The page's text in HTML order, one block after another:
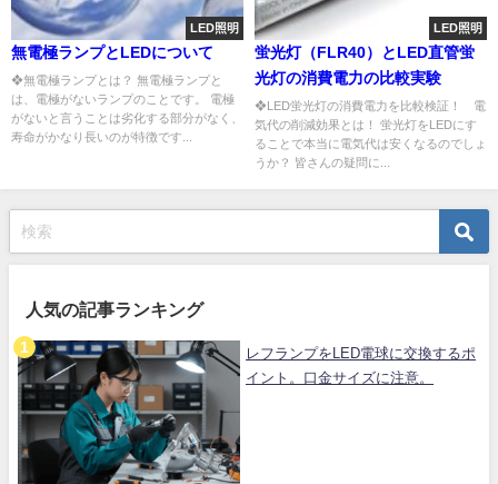
LED照明
無電極ランプとLEDについて
❖無電極ランプとは？ 無電極ランプと
は、電極がないランプのことです。 電極
がないと言うことは劣化する部分がなく、
寿命がかなり長いのが特徴です...
LED照明
蛍光灯（FLR40）とLED直管蛍
光灯の消費電力の比較実験
❖LED蛍光灯の消費電力を比較検証！ 電
気代の削減効果とは！ 蛍光灯をLEDにす
ることで本当に電気代は安くなるのでしょ
うか？ 皆さんの疑問に...
人気の記事ランキング
レフランプをLED電球に交換するポ
イント。口金サイズに注意。